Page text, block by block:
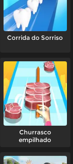
Corrida do Sorriso
Churrasco
empilhado